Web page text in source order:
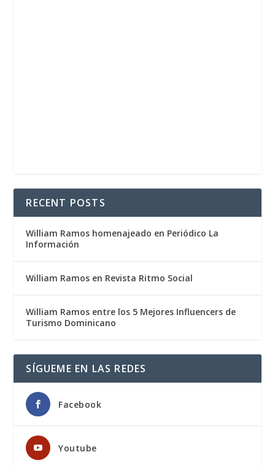
RECENT POSTS
William Ramos homenajeado en Periódico La
Información
William Ramos en Revista Ritmo Social
William Ramos entre los 5 Mejores Influencers de
Turismo Dominicano
SÍGUEME EN LAS REDES
Facebook
Youtube